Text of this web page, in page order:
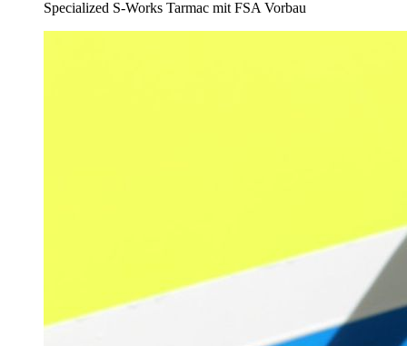
Specialized S-Works Tarmac mit FSA Vorbau